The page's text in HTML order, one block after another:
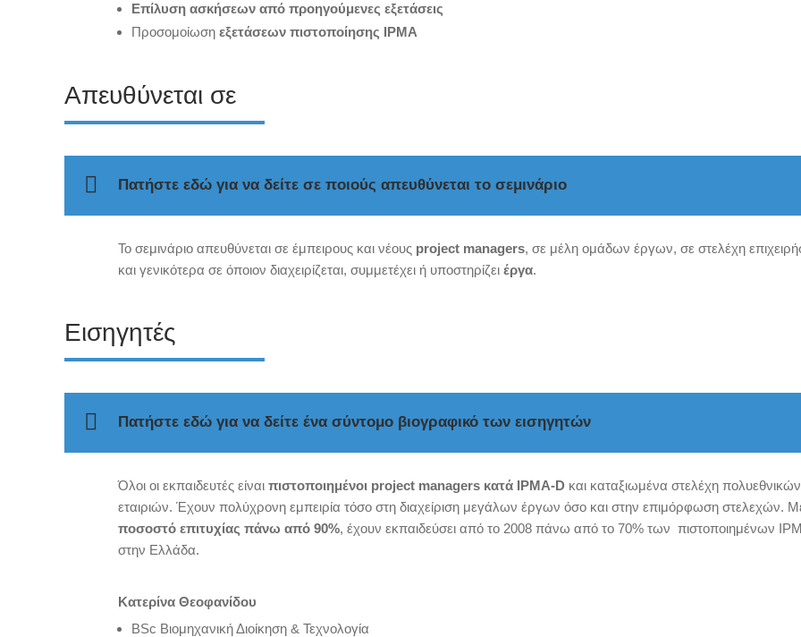
Επίλυση ασκήσεων από προηγούμενες εξετάσεις
Προσομοίωση εξετάσεων πιστοποίησης IPMA
Απευθύνεται σε
Πατήστε εδώ για να δείτε σε ποιούς απευθύνεται το σεμινάριο
Το σεμινάριο απευθύνεται σε έμπειρους και νέους project managers, σε μέλη ομάδων έργων, σε στελέχη
και γενικότερα σε όποιον διαχειρίζεται, συμμετέχει ή υποστηρίζει έργα.
Εισηγητές
Πατήστε εδώ για να δείτε ένα σύντομο βιογραφικό των εισηγητών
Όλοι οι εκπαιδευτές είναι πιστοποιημένοι project managers κατά IPMA-D και καταξιωμένα στελέχη πολυεθνικών
εταιριών. Έχουν πολύχρονη εμπειρία τόσο στη διαχείριση μεγάλων έργων όσο και στην επιμόρφωση στελεχών.
ποσοστό επιτυχίας πάνω από 90%, έχουν εκπαιδεύσει από το 2008 πάνω από το 70% των πιστοποιημένων
στην Ελλάδα.
Κατερίνα Θεοφανίδου
BSc Βιομηχανική Διοίκηση & Τεχνολογία